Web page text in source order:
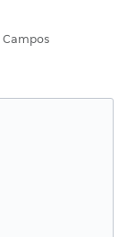
Campos